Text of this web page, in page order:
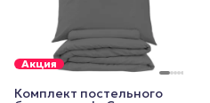
Акция
Комплект постельного